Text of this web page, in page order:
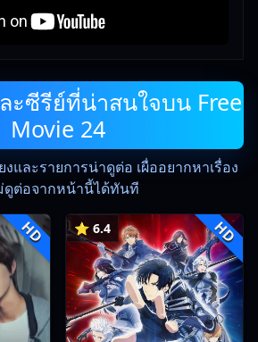
ะซีรีย์ที่น่าสนใจบน Free
Movie 24
งและรายการน่าดูต่อ เผื่ออยากหาเรื่อง
ดูต่อจากหน้านี้ได้ทันที
HD ⭐ 6.4 HD